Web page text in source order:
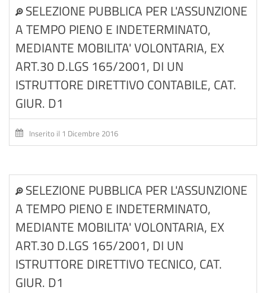
SELEZIONE PUBBLICA PER L'ASSUNZIONE
A TEMPO PIENO E INDETERMINATO,
MEDIANTE MOBILITA' VOLONTARIA, EX
ART.30 D.LGS 165/2001, DI UN
ISTRUTTORE DIRETTIVO CONTABILE, CAT.
GIUR. D1
Inserito il 1 Dicembre 2016
SELEZIONE PUBBLICA PER L'ASSUNZIONE
A TEMPO PIENO E INDETERMINATO,
MEDIANTE MOBILITA' VOLONTARIA, EX
ART.30 D.LGS 165/2001, DI UN
ISTRUTTORE DIRETTIVO TECNICO, CAT.
GIUR. D1